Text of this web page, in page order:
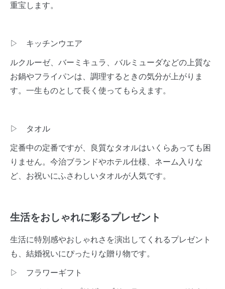
重宝します。
▷ キッチンウエア
ルクルーゼ、バーミキュラ、バルミューダなどの上質な
お鍋やフライパンは、調理するときの気分が上がりま
す。一生ものとして長く使ってもらえます。
▷ タオル
定番中の定番ですが、良質なタオルはいくらあっても困
りません。今治ブランドやホテル仕様、ネーム入りな
ど、お祝いにふさわしいタオルが人気です。
生活をおしゃれに彩るプレゼント
生活に特別感やおしゃれさを演出してくれるプレゼント
も、結婚祝いにぴったりな贈り物です。
▷ フラワーギフト